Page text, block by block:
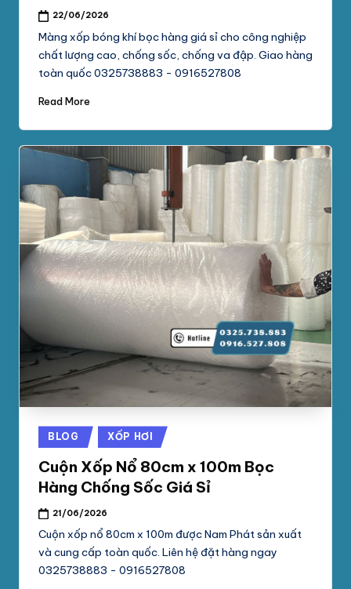
22/06/2026
Màng xốp bóng khí bọc hàng giá sỉ cho công nghiệp
chất lượng cao, chống sốc, chống va đập. Giao hàng
toàn quốc 0325738883 - 0916527808
Read More
Posted
in
BLOG XỐP HƠI
Cuộn Xốp Nổ 80cm x 100m Bọc
Hàng Chống Sốc Giá Sỉ
21/06/2026
Cuộn xốp nổ 80cm x 100m được Nam Phát sản xuất
và cung cấp toàn quốc. Liên hệ đặt hàng ngay
0325738883 - 0916527808